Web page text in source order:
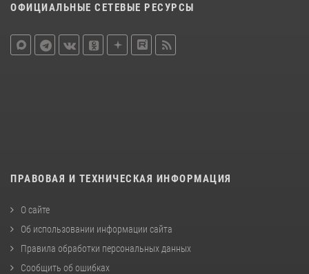
ОФИЦИАЛЬНЫЕ СЕТЕВЫЕ РЕСУРСЫ
ПРАВОВАЯ И ТЕХНИЧЕСКАЯ ИНФОРМАЦИЯ
О сайте
Об использовании информации сайта
Правила обработки персональных данных
Сообщить об ошибках